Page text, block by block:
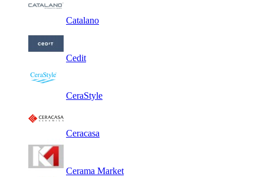
Catalano
Cedit
CeraStyle
Ceracasa
Cerama Market